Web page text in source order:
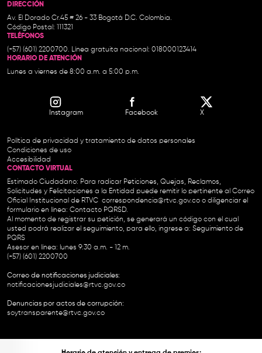
DIRECCIÓN
Av. El Dorado Cr.45 # 26 - 33 Bogotá D.C. Colombia.
Código Postal: 111321
TELÉFONOS
(+57) (601) 2200700. Línea gratuita nacional: 018000123414
HORARIO DE ATENCIÓN
Lunes a viernes de 8:00 a.m. a 5:00 p.m.
Instagram Facebook X
Política de privacidad y tratamiento de datos personales
Condiciones de uso
Accesibilidad
CONTACTO VIRTUAL
Estimado Ciudadano: Para radicar Peticiones, Quejas, Reclamos,
Solicitudes y Felicitaciones a la Entidad puede remitir lo pertinente al Correo
Oficial Institucional de RTVC correspondencia@rtvc.gov.co o diligenciar el
formulario en línea: Contacto PQRSD.
Al momento de registrar su petición, se generará un código con el cual
usted podrá realizar el seguimiento, para ello, ingrese a: Seguimiento de
PQRS
Asesor en línea: lunes 9:30 a.m. - 12 m.
(+57) (601) 2200700
Correo de notificaciones judiciales:
notificacionesjudiciales@rtvc.gov.co
Denuncias por actos de corrupción:
soytransparente@rtvc.gov.co